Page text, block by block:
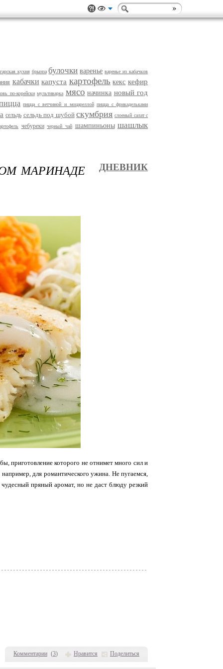
кухня брынза булочки варенье варенье из кабачкoв
кабачки капуста картофель кекс кефир
по-корейски мультиварка мясо начинка новый год
пицца с ветчиной и моцареллой пицца с фрикадельками
сельдь сельдь под шубой скумбрия слоеный салат с
чебуреки черный чай шампиньоны шашлык
Комментарии (3) Нравится Поделиться
МАРИНАДЕ ДНЕВНИК
приготовление которого не отнимет много сил и
для романтического ужина. Не пугаемся,
пряный аромат, но не даст блюду резкий